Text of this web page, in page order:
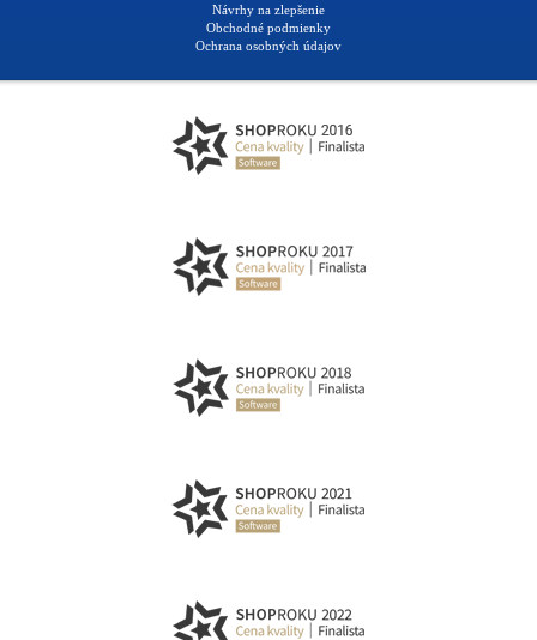
Návrhy na zlepšenie
Obchodné podmienky
Ochrana osobných údajov